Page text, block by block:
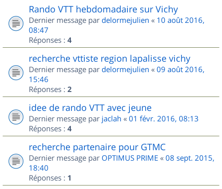
Rando VTT hebdomadaire sur Vichy
Dernier message par delormejulien « 10 août 2016,
08:47
Réponses : 4
recherche vttiste region lapalisse vichy
Dernier message par delormejulien « 09 août 2016,
15:46
Réponses : 2
idee de rando VTT avec jeune
Dernier message par jaclah « 01 févr. 2016, 08:13
Réponses : 4
recherche partenaire pour GTMC
Dernier message par OPTIMUS PRIME « 08 sept. 2015,
18:40
Réponses : 1